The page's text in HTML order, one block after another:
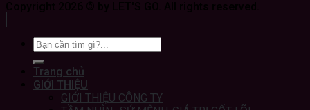
Trang chủ
GIỚI THIỆU
GIỚI THIỆU CÔNG TY